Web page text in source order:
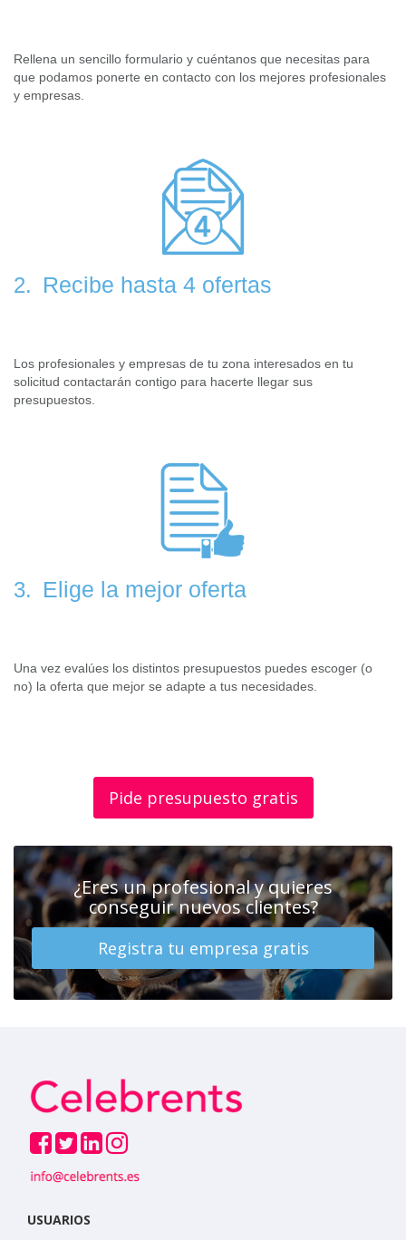
Rellena un sencillo formulario y cuéntanos que necesitas para
que podamos ponerte en contacto con los mejores profesionales
y empresas.
2. Recibe hasta 4 ofertas
Los profesionales y empresas de tu zona interesados en tu
solicitud contactarán contigo para hacerte llegar sus
presupuestos.
3. Elige la mejor oferta
Una vez evalúes los distintos presupuestos puedes escoger (o
no) la oferta que mejor se adapte a tus necesidades.
Pide presupuesto gratis
¿Eres un profesional y quieres
conseguir nuevos clientes?
Registra tu empresa gratis
USUARIOS